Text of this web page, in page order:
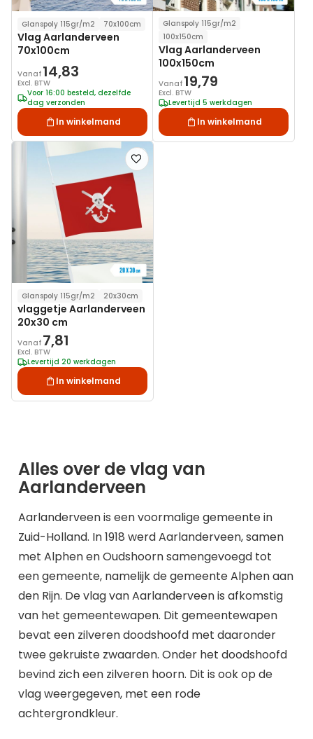
Glanspoly 115gr/m2 70x100cm
Vlag Aarlanderveen
70x100cm
Vanaf 14,83
Excl. BTW
Voor 16:00 besteld, dezelfde
dag verzonden
In winkelmand
Glanspoly 115gr/m2
100x150cm
Vlag Aarlanderveen
100x150cm
Vanaf 19,79
Excl. BTW
Levertijd 5 werkdagen
In winkelmand
Voeg
toe
aan
verlanglijst
Glanspoly 115gr/m2 20x30cm
vlaggetje Aarlanderveen
20x30 cm
Vanaf 7,81
Excl. BTW
Levertijd 20 werkdagen
In winkelmand
Alles over de vlag van
Aarlanderveen
Aarlanderveen is een voormalige gemeente in
Zuid-Holland. In 1918 werd Aarlanderveen, samen
met Alphen en Oudshoorn samengevoegd tot
een gemeente, namelijk de gemeente Alphen aan
den Rijn. De vlag van Aarlanderveen is afkomstig
van het gemeentewapen. Dit gemeentewapen
bevat een zilveren doodshoofd met daaronder
twee gekruiste zwaarden. Onder het doodshoofd
bevind zich een zilveren hoorn. Dit is ook op de
vlag weergegeven, met een rode
achtergrondkleur.